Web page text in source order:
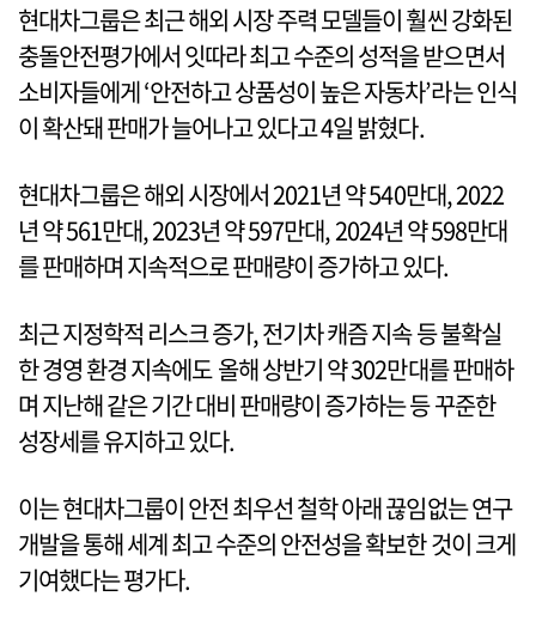
현대차그룹은 최근 해외 시장 주력 모델들이 훨씬 강화된
충돌안전평가에서 잇따라 최고 수준의 성적을 받으면서
소비자들에게 ‘안전하고 상품성이 높은 자동차’라는 인식
이 확산돼 판매가 늘어나고 있다고 4일 밝혔다.
현대차그룹은 해외 시장에서 2021년 약 540만대, 2022
년 약 561만대, 2023년 약 597만대, 2024년 약 598만대
를 판매하며 지속적으로 판매량이 증가하고 있다.
최근 지정학적 리스크 증가, 전기차 캐즘 지속 등 불확실
한 경영 환경 지속에도 올해 상반기 약 302만대를 판매하
며 지난해 같은 기간 대비 판매량이 증가하는 등 꾸준한
성장세를 유지하고 있다.
이는 현대차그룹이 안전 최우선 철학 아래 끊임없는 연구
개발을 통해 세계 최고 수준의 안전성을 확보한 것이 크게
기여했다는 평가다.